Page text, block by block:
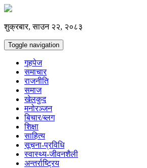
शुक्रबार, साउन २२, २०८३
Toggle navigation
गृहपेज
समाचार
राजनीति
समाज
खेलकुद
मनोरञ्जन
बिचार/ब्लग
शिक्षा
साहित्य
सूचना-प्रविधि
स्वास्थ्य-जीवनशैली
अन्तर्राष्ट्रिय